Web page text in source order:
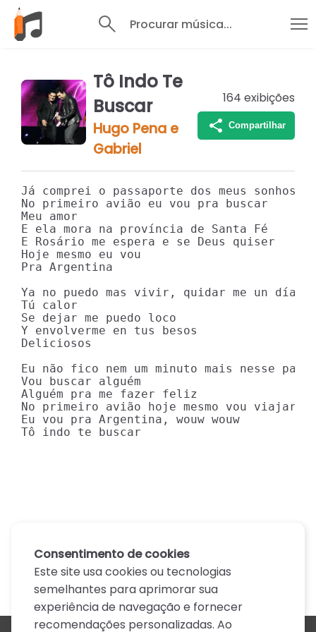
Procurar música...
Tô Indo Te
Buscar
Hugo Pena e
Gabriel
164 exibições
Compartilhar
Já comprei o passaporte dos meus sonhos
No primeiro avião eu vou pra buscar
Meu amor
E ela mora na província de Santa Fé
E Rosário me espera e se Deus quiser
Hoje mesmo eu vou
Pra Argentina
Ya no puedo mas vivir, quidar me un día
Tú calor
Se dejar me puedo loco
Y envolverme en tus besos
Deliciosos
Eu não fico nem um minuto mais nesse país
Vou buscar alguém
Alguém pra me fazer feliz
No primeiro avião hoje mesmo vou viajar
Eu vou pra Argentina, wouw wouw
Tô indo te buscar
Consentimento de cookies
Este site usa cookies ou tecnologias
semelhantes para aprimorar sua
experiência de navegação e fornecer
recomendações personalizadas. Ao